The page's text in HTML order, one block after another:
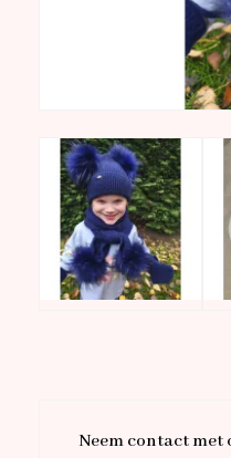
Neem contact met